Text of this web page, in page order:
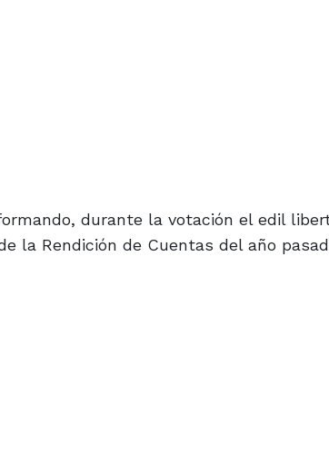
durante la votación el edil
la Rendición de Cuentas del año